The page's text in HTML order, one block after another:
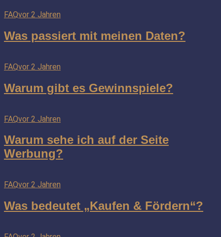
FAQvor 2 Jahren
Was passiert mit meinen Daten?
FAQvor 2 Jahren
Warum gibt es Gewinnspiele?
FAQvor 2 Jahren
Warum sehe ich auf der Seite
Werbung?
FAQvor 2 Jahren
Was bedeutet „Kaufen & Fördern“?